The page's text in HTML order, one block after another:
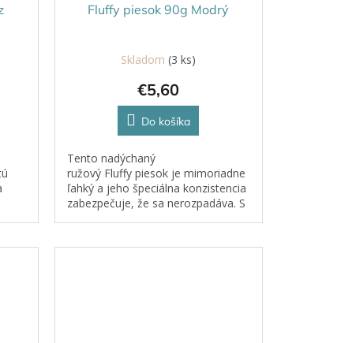
Fluffy piesok 90g Modrý
Skladom(3 ks)
€5,60
Do košíka
Tento nadýchaný
ružový Fluffy piesok je mimoriadne
ľahký a jeho špeciálna konzistencia
zabezpečuje, že sa nerozpadáva. S